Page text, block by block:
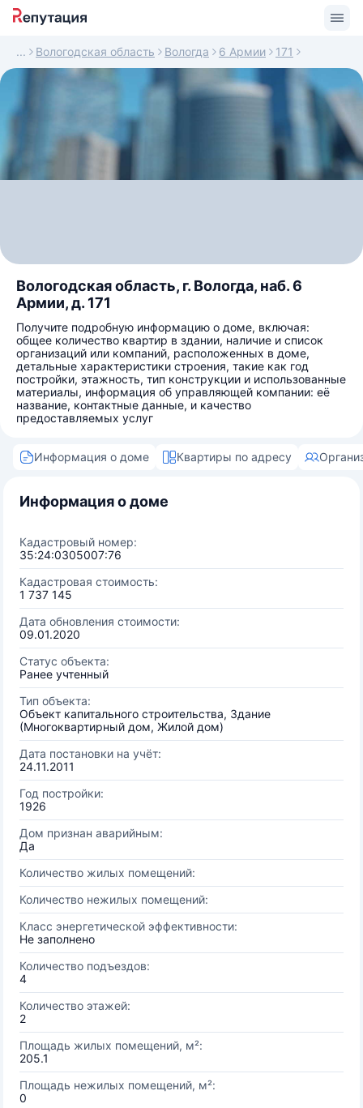
Вологодская область Вологда 6 Армии 171
Вологодская область, г. Вологда, наб. 6
Армии, д. 171
Получите подробную информацию о доме, включая:
общее количество квартир в здании, наличие и список
организаций или компаний, расположенных в доме,
детальные характеристики строения, такие как год
постройки, этажность, тип конструкции и использованные
материалы, информация об управляющей компании: её
название, контактные данные, и качество
предоставляемых услуг
Информация о доме Квартиры по адресу
Информация о доме
Кадастровый номер:
35:24:0305007:76
Кадастровая стоимость:
1 737 145
Дата обновления стоимости:
09.01.2020
Статус объекта:
Ранее учтенный
Тип объекта:
Объект капитального строительства, Здание
(Многоквартирный дом, Жилой дом)
Дата постановки на учёт:
24.11.2011
Год постройки:
1926
Дом признан аварийным:
Да
Количество жилых помещений:
Количество нежилых помещений:
Класс энергетической эффективности:
Не заполнено
Количество подъездов:
4
Количество этажей:
2
Площадь жилых помещений, м²:
205.1
Площадь нежилых помещений, м²:
0